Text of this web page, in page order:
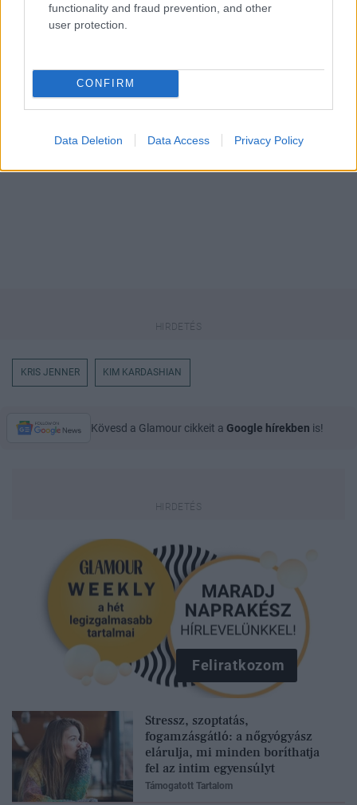
functionality and fraud prevention, and other
user protection.
CONFIRM
Data Deletion Data Access Privacy Policy
KRIS JENNER KIM KARDASHIAN
Kövesd a Glamour cikkeit a Google hírekben is!
Feliratkozom
Stressz, szoptatás,
fogamzásgátló: a nőgyógyász
elárulja, mi minden boríthatja
fel az intim egyensúlyt
Támogatott Tartalom